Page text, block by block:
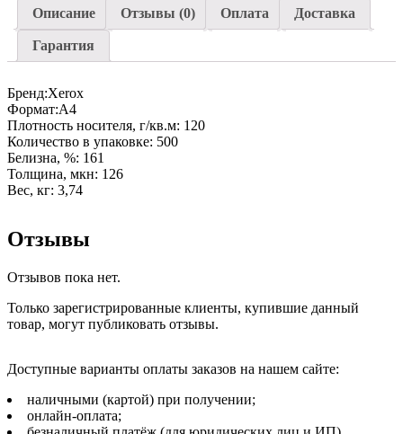
Грузить
кратно
Описание Отзывы (0) Оплата Доставка
Гарантия
Бренд:Xerox
Формат:A4
Плотность носителя, г/кв.м: 120
Количество в упаковке: 500
Белизна, %: 161
Толщина, мкн: 126
Вес, кг: 3,74
Отзывы
Отзывов пока нет.
Только зарегистрированные клиенты, купившие данный
товар, могут публиковать отзывы.
Доступные варианты оплаты заказов на нашем сайте:
наличными (картой) при получении;
онлайн-оплата;